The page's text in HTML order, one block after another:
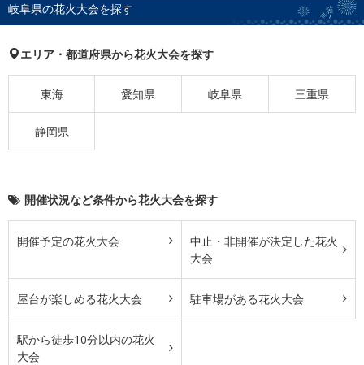
岐阜県の花火大会を探す
エリア・都道府県から花火大会を探す
東海 愛知県 岐阜県 三重県
静岡県
開催状況など条件から花火大会を探す
開催予定の花火大会
中止・非開催が決定した花火
大会
屋台が楽しめる花火大会 駐車場がある花火大会
駅から徒歩10分以内の花火
大会